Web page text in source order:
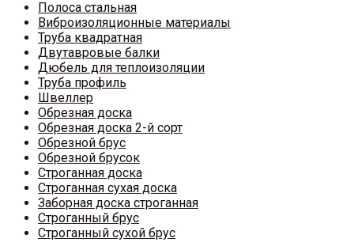
Полоса стальная
Виброизоляционные материалы
Труба квадратная
Двутавровые балки
Дюбель для теплоизоляции
Труба профиль
Швеллер
Обрезная доска
Обрезная доска 2-й сорт
Обрезной брус
Обрезной брусок
Строганная доска
Строганная сухая доска
Заборная доска строганная
Строганный брус
Строганный сухой брус